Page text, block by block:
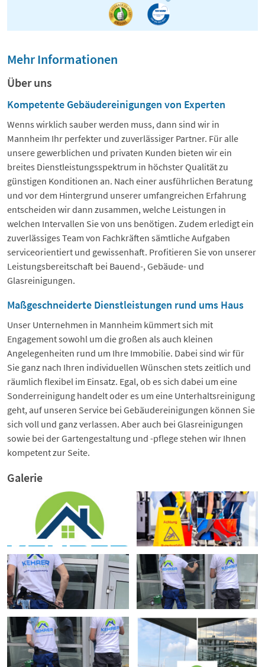
Mehr Informationen
Über uns
Kompetente Gebäudereinigungen von Experten
Wenns wirklich sauber werden muss, dann sind wir in
Mannheim Ihr perfekter und zuverlässiger Partner. Für alle
unsere gewerblichen und privaten Kunden bieten wir ein
breites Dienstleistungsspektrum in höchster Qualität zu
günstigen Konditionen an. Nach einer ausführlichen Beratung
und vor dem Hintergrund unserer umfangreichen Erfahrung
entscheiden wir dann zusammen, welche Leistungen in
welchen Intervallen Sie von uns benötigen. Zudem erledigt ein
zuverlässiges Team von Fachkräften sämtliche Aufgaben
serviceorientiert und gewissenhaft. Profitieren Sie von unserer
Leistungsbereitschaft bei Bauend-, Gebäude- und
Glasreinigungen.
Maßgeschneiderte Dienstleistungen rund ums Haus
Unser Unternehmen in Mannheim kümmert sich mit
Engagement sowohl um die großen als auch kleinen
Angelegenheiten rund um Ihre Immobilie. Dabei sind wir für
Sie ganz nach Ihren individuellen Wünschen stets zeitlich und
räumlich flexibel im Einsatz. Egal, ob es sich dabei um eine
Sonderreinigung handelt oder es um eine Unterhaltsreinigung
geht, auf unseren Service bei Gebäudereinigungen können Sie
sich voll und ganz verlassen. Aber auch bei Glasreinigungen
sowie bei der Gartengestaltung und -pflege stehen wir Ihnen
kompetent zur Seite.
Galerie